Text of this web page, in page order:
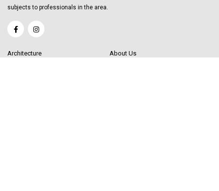
subjects to professionals in the area.
Architecture About Us